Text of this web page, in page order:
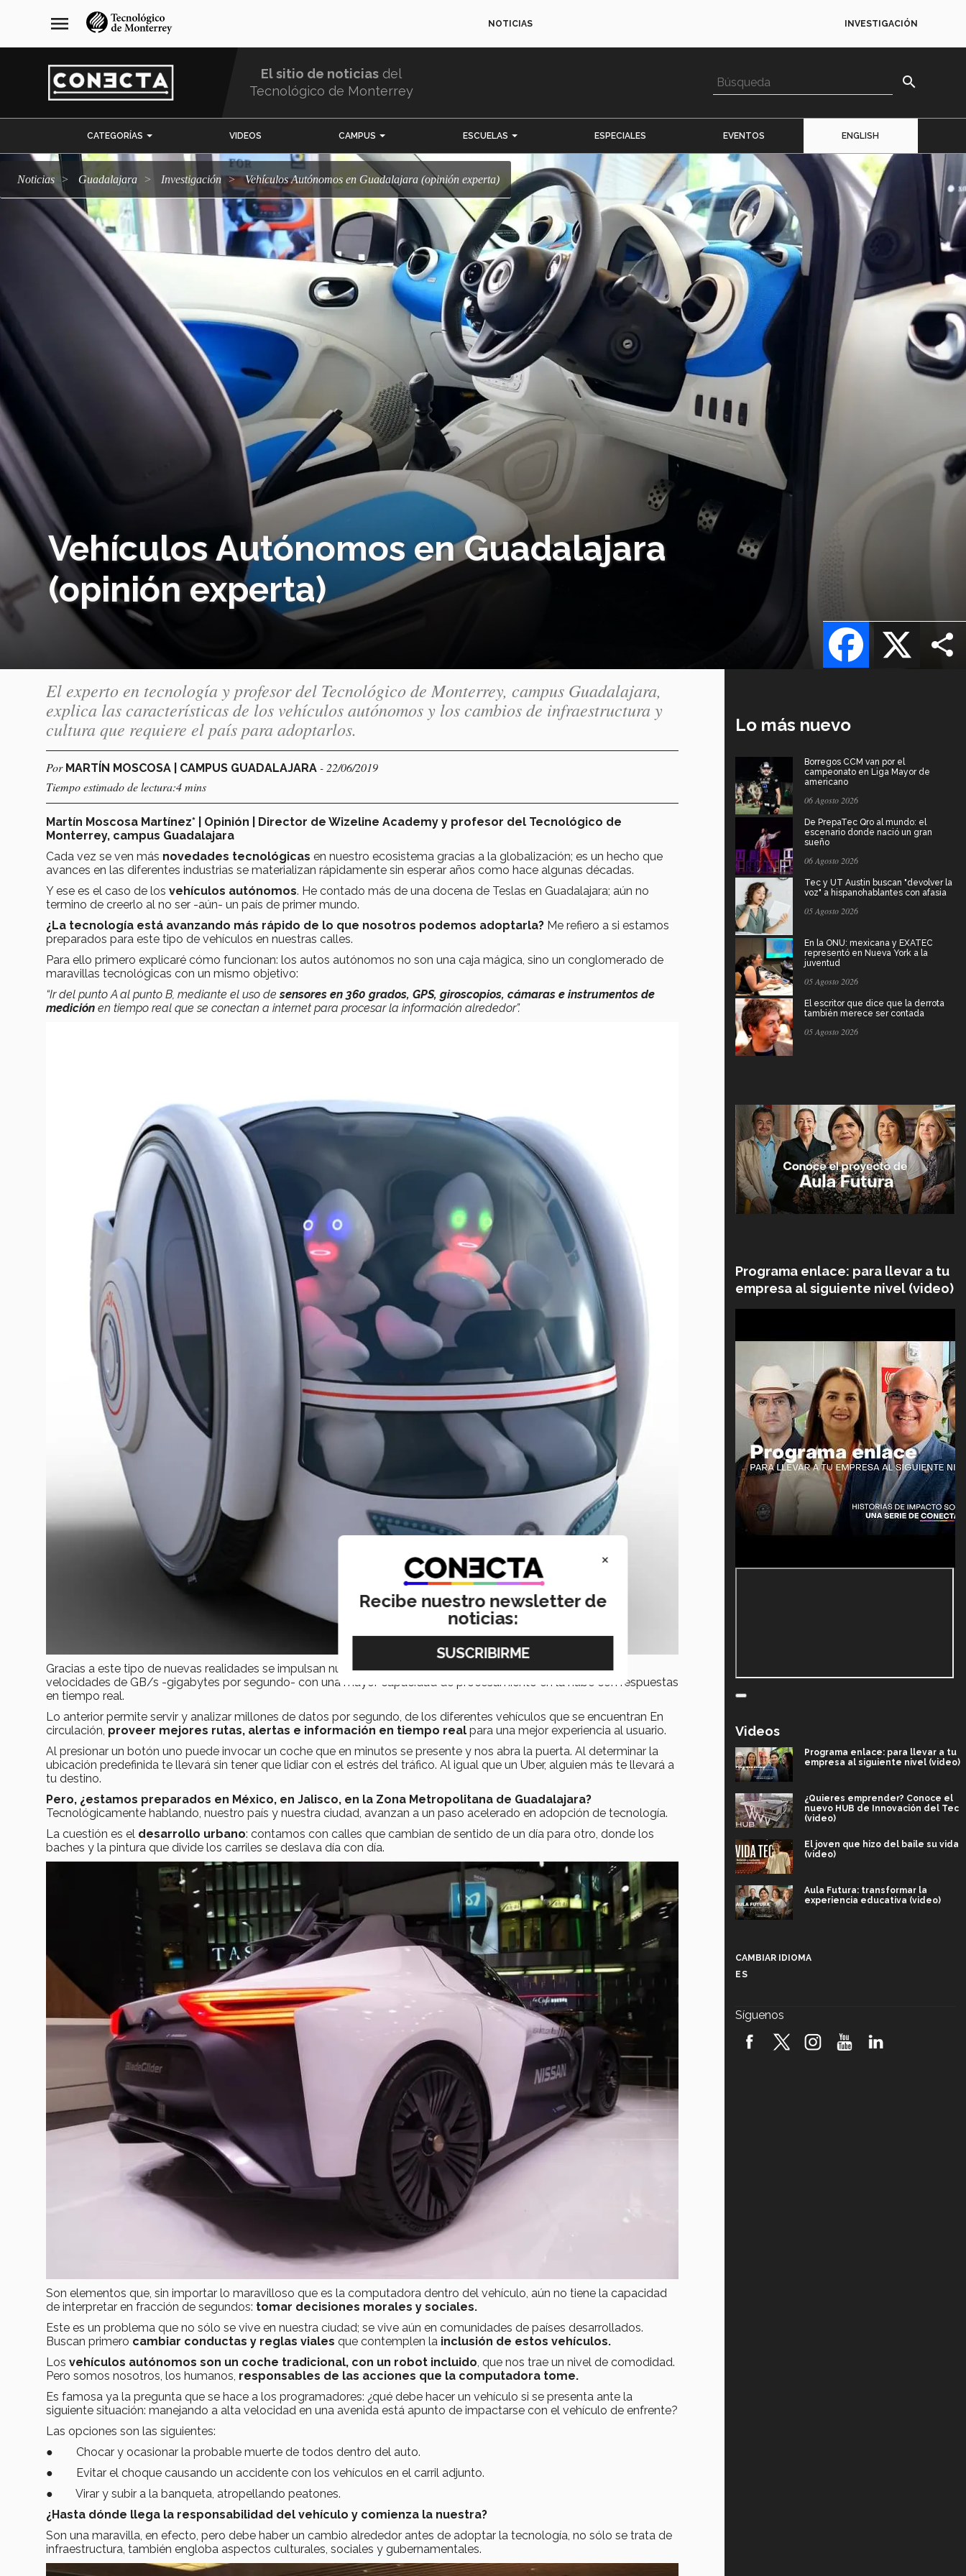
navegación
principal
menu NOTICIAS INVESTIGACIÓN
El sitio de noticias del
Tecnológico de Monterrey
search
CATEGORÍAS VIDEOS CAMPUS ESCUELAS ESPECIALES EVENTOS ENGLISH
Noticias Guadalajara Investigación Vehículos Autónomos en Guadalajara (opinión experta)
Vehículos Autónomos en Guadalajara
(opinión experta)
X
Facebook
El experto en tecnología y profesor del Tecnológico de Monterrey, campus Guadalajara,
explica las características de los vehículos autónomos y los cambios de infraestructura y
cultura que requiere el país para adoptarlos.
Por MARTÍN MOSCOSA | CAMPUS GUADALAJARA - 22/06/2019
Tiempo estimado de lectura:4 mins
Martín Moscosa Martínez* | Opinión | Director de Wizeline Academy y profesor del Tecnológico de
Monterrey, campus Guadalajara
Cada vez se ven más novedades tecnológicas en nuestro ecosistema gracias a la globalización; es un hecho que
avances en las diferentes industrias se materializan rápidamente sin esperar años como hace algunas décadas.
Y ese es el caso de los vehículos autónomos. He contado más de una docena de Teslas en Guadalajara; aún no
termino de creerlo al no ser -aún- un país de primer mundo.
¿La tecnología está avanzando más rápido de lo que nosotros podemos adoptarla? Me refiero a si estamos
preparados para este tipo de vehículos en nuestras calles.
Para ello primero explicaré cómo funcionan: los autos autónomos no son una caja mágica, sino un conglomerado de
maravillas tecnológicas con un mismo objetivo:
“Ir del punto A al punto B, mediante el uso desensores en 360 grados, GPS, giroscopios, cámaras e instrumentos de
medición en tiempo real que se conectan a internet para procesar la información alrededor”.
Gracias a este tipo de nuevas realidades se impulsan nuevas tecnologías como es5Gque da baja latencia y
velocidades de GB/s -gigabytes por segundo- con una mayor capacidad de procesamiento en la nube con respuestas
en tiempo real.
Lo anterior permite servir y analizar millones de datos por segundo, de los diferentes vehículos que se encuentran En
circulación, proveer mejores rutas, alertas e información en tiempo real para una mejor experiencia al usuario.
Al presionar un botón uno puede invocar un coche que en minutos se presente y nos abra la puerta. Al determinar la
ubicación predefinida te llevará sin tener que lidiar con el estrés del tráfico. Al igual que un Uber, alguien más te llevará a
tu destino.
Pero, ¿estamos preparados en México, en Jalisco, en la Zona Metropolitana de Guadalajara?
Tecnológicamente hablando, nuestro país y nuestra ciudad, avanzan a un paso acelerado en adopción de tecnología.
La cuestión es el desarrollo urbano: contamos con calles que cambian de sentido de un día para otro, donde los
baches y la pintura que divide los carriles se deslava día con día.
Son elementos que, sin importar lo maravilloso que es la computadora dentro del vehículo, aún no tiene la capacidad
de interpretar en fracción de segundos: tomar decisiones morales y sociales.
Este es un problema que no sólo se vive en nuestra ciudad; se vive aún en comunidades de países desarrollados.
Buscan primero cambiar conductas y reglas viales que contemplen la inclusión de estos vehículos.
Los vehículos autónomos son un coche tradicional, con un robot incluido, que nos trae un nivel de comodidad.
Pero somos nosotros, los humanos, responsables de las acciones que la computadora tome.
Es famosa ya la pregunta que se hace a los programadores: ¿qué debe hacer un vehículo si se presenta ante la
siguiente situación: manejando a alta velocidad en una avenida está apunto de impactarse con el vehículo de enfrente?
Las opciones son las siguientes:
● Chocar y ocasionar la probable muerte de todos dentro del auto.
● Evitar el choque causando un accidente con los vehículos en el carril adjunto.
● Virar y subir a la banqueta, atropellando peatones.
¿Hasta dónde llega la responsabilidad del vehículo y comienza la nuestra?
Son una maravilla, en efecto, pero debe haber un cambio alrededor antes de adoptar la tecnología, no sólo se trata de
infraestructura, también engloba aspectos culturales, sociales y gubernamentales.
Lo más nuevo
Borregos CCM van por el
campeonato en Liga Mayor de
americano
06 Agosto 2026
De PrepaTec Qro al mundo: el
escenario donde nació un gran
sueño
06 Agosto 2026
Tec y UT Austin buscan "devolver la
voz" a hispanohablantes con afasia
05 Agosto 2026
En la ONU: mexicana y EXATEC
representó en Nueva York a la
juventud
05 Agosto 2026
El escritor que dice que la derrota
también merece ser contada
05 Agosto 2026
Programa enlace: para llevar a tu
empresa al siguiente nivel (video)
Videos
Programa enlace: para llevar a tu
empresa al siguiente nivel (video)
¿Quieres emprender? Conoce el
nuevo HUB de Innovación del Tec
(video)
El joven que hizo del baile su vida
(video)
Aula Futura: transformar la
experiencia educativa (video)
robótica FIRST 2026! (video)
CAMBIAR IDIOMA
ES
Síguenos
×
Recibe nuestro newsletter de
noticias: